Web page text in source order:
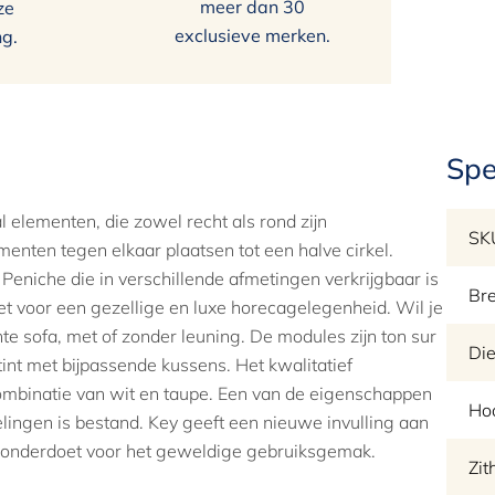
meer dan 30
exclusieve merken.
elementen, die zowel recht als rond zijn
tegen elkaar plaatsen tot een halve cirkel.
die in verschillende afmetingen verkrijgbaar is
voor een gezellige en luxe horecagelegenheid. Wil je
sofa, met of zonder leuning. De modules zijn ton sur
met bijpassende kussens. Het kwalitatief
van wit en taupe. Een van de eigenschappen
is bestand. Key geeft een nieuwe invulling aan
voor het geweldige gebruiksgemak.